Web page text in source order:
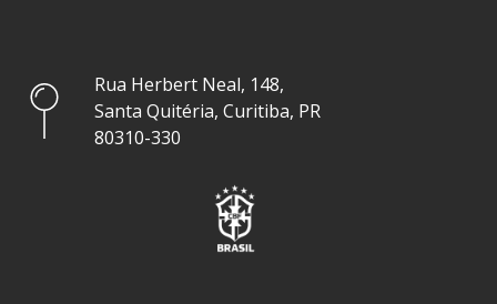
Rua Herbert Neal, 148,
Santa Quitéria, Curitiba, PR
80310-330